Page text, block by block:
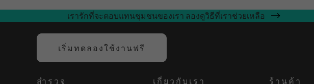
เรารักที่จะตอบแทนชุมชนของเรา ลองดูวิธีที่เราช่วยเหลือ
เริ่มทดลองใช้งานฟรี
สำรวจ เกี่ยวกับเรา ร้านค้า